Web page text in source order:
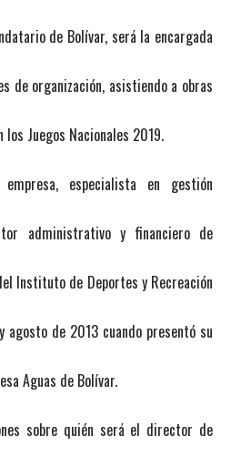
de Bolívar, será la encargada
de organización, asistiendo a obras
Juegos Nacionales 2019.
especialista en gestión
administrativo y financiero de
Instituto de Deportes y Recreación
agosto de 2013 cuando presentó su
Aguas de Bolívar.
sobre quién será el director de